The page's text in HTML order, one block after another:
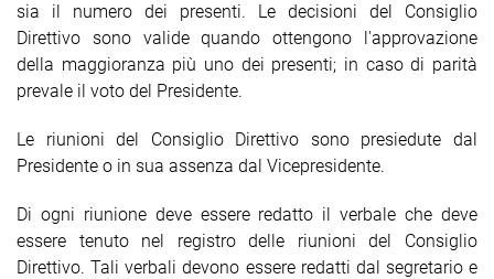
sia il numero dei presenti. Le decisioni del Consiglio
Direttivo sono valide quando ottengono l'approvazione
della maggioranza più uno dei presenti; in caso di parità
prevale il voto del Presidente.
Le riunioni del Consiglio Direttivo sono presiedute dal
Presidente o in sua assenza dal Vicepresidente.
Di ogni riunione deve essere redatto il verbale che deve
essere tenuto nel registro delle riunioni del Consiglio
Direttivo. Tali verbali devono essere redatti dal segretario e